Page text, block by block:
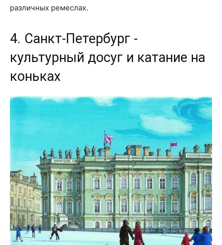
различных ремеслах.
4. Санкт-Петербург -
культурный досуг и катание на
коньках